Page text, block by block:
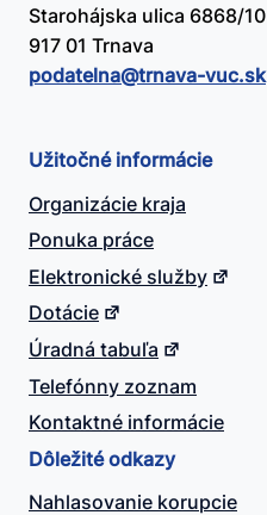
Starohájska ulica 6868/10
917 01 Trnava
podatelna@​trnava-vuc.sk
Užitočné informácie
Organizácie kraja
Ponuka práce
Elektronické služby
Dotácie
Úradná tabuľa
Telefónny zoznam
Kontaktné informácie
Dôležité odkazy
Nahlasovanie korupcie